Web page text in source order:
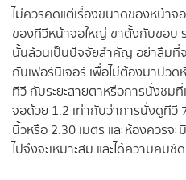
ไม่ควรคิดแต่เรื่องขนาดของหน้าจ
ของทีวีหน้าจอใหญ่ ขาตั้งกับขอบ
นั้นล้วนเป็นปัจจัยสำคัญ อย่าลืมที่
กับเฟอร์นิเจอร์ เพื่อไม่ต้องมาปว
ทีวี กับระยะสายตาหรือการนั่งชม
จอด้วย 1.2 เท่ากับว่าการนั่งดูทีวี
นิ้วหรือ 2.30 เมตร และห้องควรจ
ไปจึงจะเหมาะสม และได้ความคม